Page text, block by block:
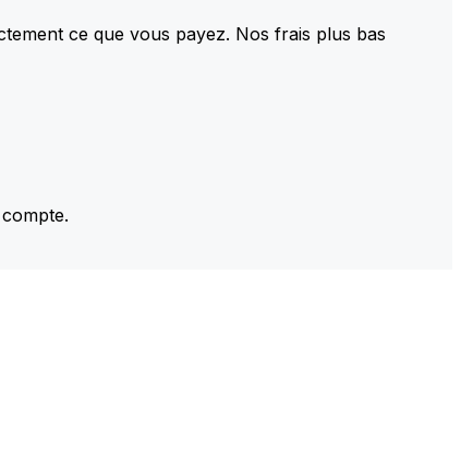
ce que vous payez. Nos frais plus bas